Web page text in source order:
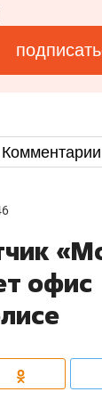
Комментарии
офис